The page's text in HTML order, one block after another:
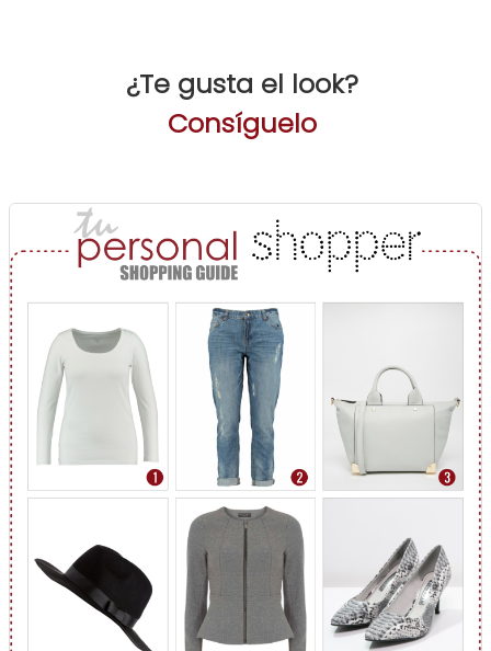
¿Te gusta el look?
Consíguelo